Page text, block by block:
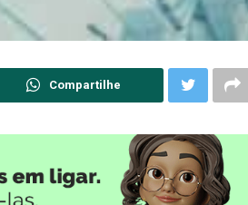
Compartilhe